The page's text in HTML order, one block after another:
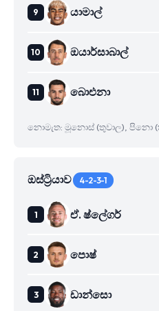
යාමාල්
ඔයාර්සාබාල්
බාෙඑනා
නොමැත: මූනොස් (තුවාල), පිනො
ඔස්ට්‍රියාව 4-2-3-1
ඒ. ෂ්ලේගර්
පොෂ්
ඩාන්සො